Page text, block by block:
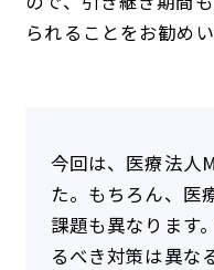
られることをお勧めい
今回は、医療法人
た。もちろん、医
課題も異なります
るべき対策は異な